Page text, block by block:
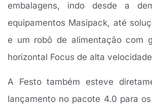
embalagens, indo desde a
equipamentos Masipack, até
e um robô de alimentação com
horizontal Focus de alta
A Festo também esteve
lançamento no pacote 4.0 para